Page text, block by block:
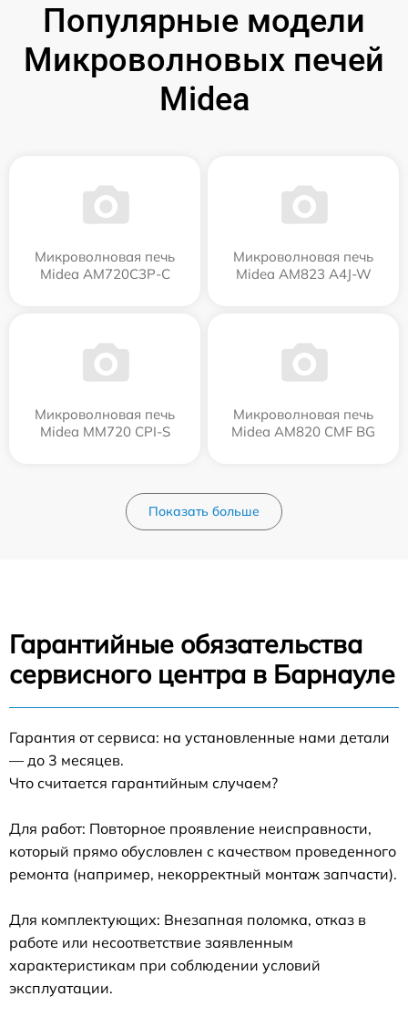
Популярные модели
Микроволновых печей
Midea
Микроволновая печь
Midea AM720C3P-C
Микроволновая печь
Midea AM823 A4J-W
Микроволновая печь
Midea MM720 CPI-S
Микроволновая печь
Midea AM820 CMF BG
Показать больше
Гарантийные обязательства
сервисного центра в Барнауле
Гарантия от сервиса: на установленные нами детали
— до 3 месяцев.
Что считается гарантийным случаем?
Для работ: Повторное проявление неисправности,
который прямо обусловлен с качеством проведенного
ремонта (например, некорректный монтаж запчасти).
Для комплектующих: Внезапная поломка, отказ в
работе или несоответствие заявленным
характеристикам при соблюдении условий
эксплуатации.